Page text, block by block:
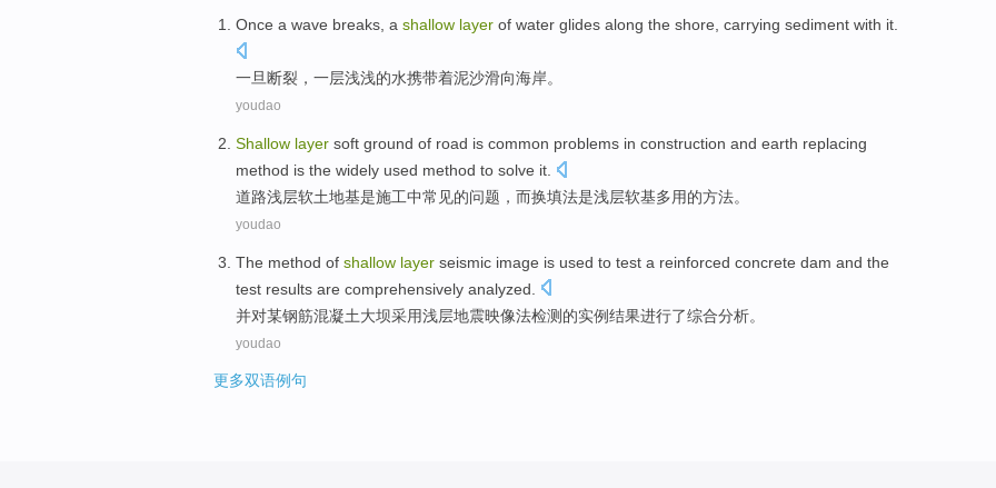
Once a wave breaks a shallow layer of water glides along the shore carrying sediment with it.
一旦 断裂 ， 一层浅浅的水携带着泥沙滑向海岸。
youdao
Shallow layer soft ground of road is common problems in construction and earth replacing
method is the widely used method to solve it.
道路浅层软土地基是施工中常见的问题 ，而换填法是浅层软基多用的方法。
youdao
The method of shallow layer seismic image is used to test a reinforced concrete dam and the
test results are comprehensively analyzed
并对某钢筋混凝土大坝采用浅层地震映像法检测 的实例结果进行了综合分析。
youdao
更多双语例句